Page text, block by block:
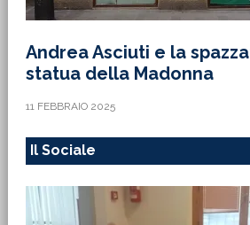
Andrea Asciuti e la
statua della Madonna
11 FEBBRAIO 2025
Il Sociale